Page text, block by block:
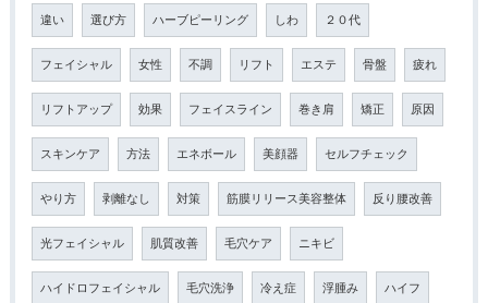
違い 選び方 ハーブピーリング しわ ２０代
フェイシャル 女性 不調 リフト エステ 骨盤 疲れ
リフトアップ 効果 フェイスライン 巻き肩 矯正 原因
スキンケア 方法 エネボール 美顔器 セルフチェック
やり方 剥離なし 対策 筋膜リリース美容整体 反り腰改善
光フェイシャル 肌質改善 毛穴ケア ニキビ
ハイドロフェイシャル 毛穴洗浄 冷え症 浮腫み ハイフ